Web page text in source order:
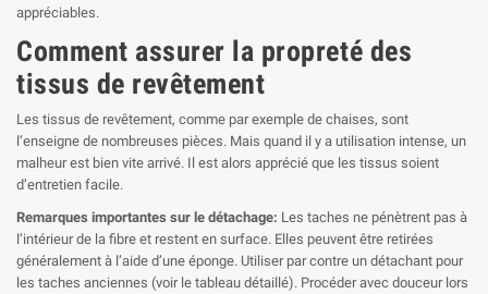
appréciables.
Comment assurer la propreté des
tissus de revêtement
Les tissus de revêtement, comme par exemple de chaises, sont
l’enseigne de nombreuses pièces. Mais quand il y a utilisation intense, un
malheur est bien vite arrivé. Il est alors apprécié que les tissus soient
d’entretien facile.
Remarques importantes sur le détachage: Les taches ne pénètrent pas à
l’intérieur de la fibre et restent en surface. Elles peuvent être retirées
généralement à l’aide d’une éponge. Utiliser par contre un détachant pour
les taches anciennes (voir le tableau détaillé). Procéder avec douceur lors